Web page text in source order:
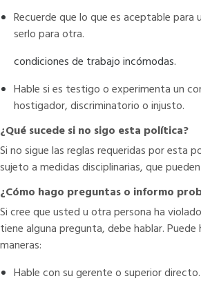
Recuerde que lo que es aceptable para
serlo para otra.
condiciones de trabajo incómodas.
Hable si es testigo o experimenta un
hostigador, discriminatorio o injusto.
¿Qué sucede si no sigo esta política?
Si no sigue las reglas requeridas por esta
sujeto a medidas disciplinarias, que
¿Cómo hago preguntas o informo
Si cree que usted u otra persona ha
tiene alguna pregunta, debe hablar.
maneras:
Hable con su gerente o superior directo.